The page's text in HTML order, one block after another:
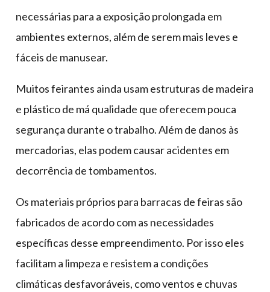
necessárias para a exposição prolongada em
ambientes externos, além de serem mais leves e
fáceis de manusear.
Muitos feirantes ainda usam estruturas de madeira
e plástico de má qualidade que oferecem pouca
segurança durante o trabalho. Além de danos às
mercadorias, elas podem causar acidentes em
decorrência de tombamentos.
Os materiais próprios para barracas de feiras são
fabricados de acordo com as necessidades
específicas desse empreendimento. Por isso eles
facilitam a limpeza e resistem a condições
climáticas desfavoráveis, como ventos e chuvas